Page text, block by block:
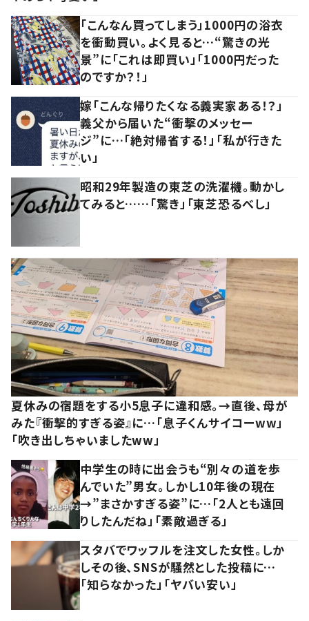
「こんなん買ってしまう」1000円の浴衣
を衝動買い。よく見ると…“驚きの光
景”に「これは即買い」「1000円だった
のですか？！」
嫁「こんな帰りたくなる義実家ある！？」
義父から届いた“衝撃のメッセー
ジ”に…「絶対帰省する！」「私が行きた
い」
昭和29年製造の東芝の洗濯機。動かし
てみると……「驚き」「東芝恐るべし」
夏休みの宿題をする小5息子に違和感。→直後、母が
みた『衝撃的すぎる姿』に…「息子くんサイコーww」
「吹き出しちゃいましたww」
中学生の時に出会うも“別々の道を歩
んでいた”男女。しかし10年後の現在
→”まさかすぎる姿”に…「2人とも遠回
りしたんだね」「素敵過ぎる」
スタバでワッフルを注文した女性。しか
しその後、SNSが騒然とした投稿に…
「知らなかった」「ヤバい安い」